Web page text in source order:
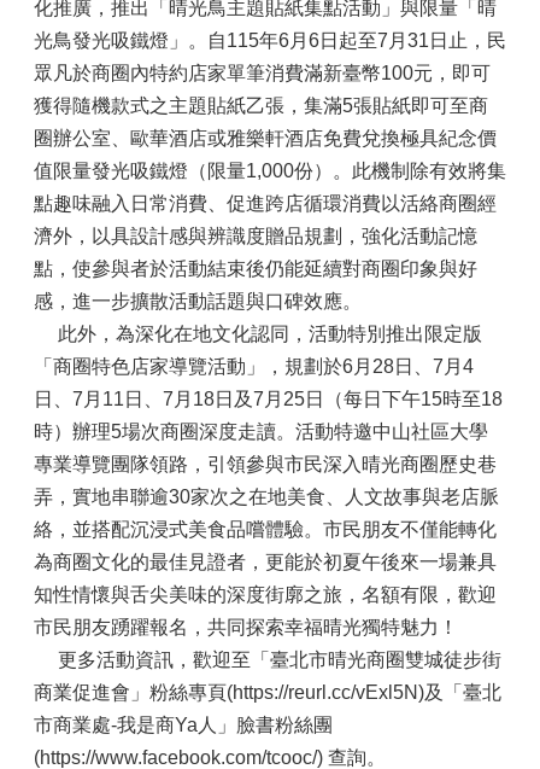
化推廣，推出「晴光鳥主題貼紙集點活動」與限量「晴
光鳥發光吸鐵燈」。自115年6月6日起至7月31日止，民
眾凡於商圈內特約店家單筆消費滿新臺幣100元，即可
獲得隨機款式之主題貼紙乙張，集滿5張貼紙即可至商
圈辦公室、歐華酒店或雅樂軒酒店免費兌換極具紀念價
值限量發光吸鐵燈（限量1,000份）。此機制除有效將集
點趣味融入日常消費、促進跨店循環消費以活絡商圈經
濟外，以具設計感與辨識度贈品規劃，強化活動記憶
點，使參與者於活動結束後仍能延續對商圈印象與好
感，進一步擴散活動話題與口碑效應。
此外，為深化在地文化認同，活動特別推出限定版
「商圈特色店家導覽活動」，規劃於6月28日、7月4
日、7月11日、7月18日及7月25日（每日下午15時至18
時）辦理5場次商圈深度走讀。活動特邀中山社區大學
專業導覽團隊領路，引領參與市民深入晴光商圈歷史巷
弄，實地串聯逾30家次之在地美食、人文故事與老店脈
絡，並搭配沉浸式美食品嚐體驗。市民朋友不僅能轉化
為商圈文化的最佳見證者，更能於初夏午後來一場兼具
知性情懷與舌尖美味的深度街廓之旅，名額有限，歡迎
市民朋友踴躍報名，共同探索幸福晴光獨特魅力！
更多活動資訊，歡迎至「臺北市晴光商圈雙城徒步街
商業促進會」粉絲專頁(https://reurl.cc/vExl5N)及「臺北
市商業處-我是商Ya人」臉書粉絲團
(https://www.facebook.com/tcooc/) 查詢。